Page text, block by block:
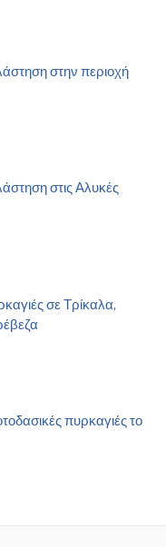
στην περιοχή
στις Αλυκές
σε Τρίκαλα,
πυρκαγιές το